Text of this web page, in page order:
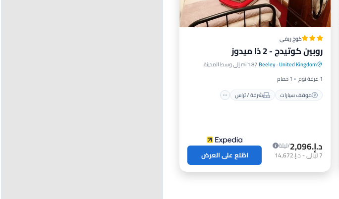
كوخ ريفي
روبين كوتيدج - 2 ذا ميدوز
United Kingdom
·
Beeley1.87 mi إلى وسط المدينة
1 غرفة نوم
1 حمام
موقف سيارات
شرفة / تراس
موقف سيارات
شرفة / تراس
مطبخ
إنترنت
د.إ.‏2,096
/ليلة
7ليالي- د.إ.‏14,672 اطّلع على العرض